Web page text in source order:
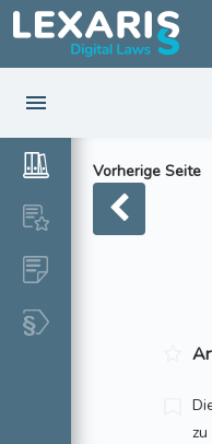
Vorherige Seite